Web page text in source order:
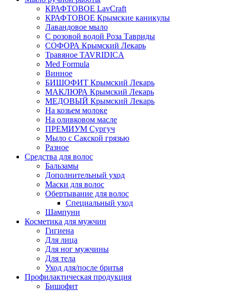
КРАФТОВОЕ LavCraft
КРАФТОВОЕ Крымские каникулы
Лавандовое мыло
С розовой водой Роза Тавриды
СОФОРА Крымский Лекарь
Травяное TAVRIDICA
Med Formula
Винное
БИШОФИТ Крымский Лекарь
МАКЛЮРА Крымский Лекарь
МЕДОВЫЙ Крымский Лекарь
На козьем молоке
На оливковом масле
ПРЕМИУМ Сургуч
Мыло с Сакской грязью
Разное
Средства для волос
Бальзамы
Дополнительный уход
Маски для волос
Обертывание для волос
Специальный уход
Шампуни
Косметика для мужчин
Гигиена
Для лица
Для ног мужчины
Для тела
Уход для/после бритья
Профилактическая продукция
Бишофит